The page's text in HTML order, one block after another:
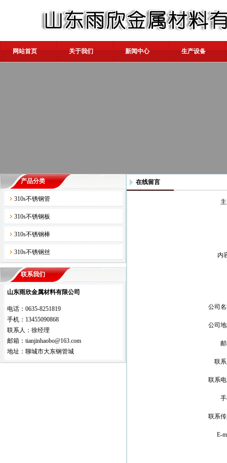
网站首页 关于我们 新闻中心 生产设备
产品分类
310s不锈钢管
310s不锈钢板
310s不锈钢棒
310s不锈钢丝
联系我们
山东雨欣金属材料有限公司
电话：0635-8251819
手机：13455090868
联系人：徐经理
邮箱：tianjinhaobo@163.com
地址：聊城市大东钢管城
在线留言
内
公司
公司
联
联系
联系
E-